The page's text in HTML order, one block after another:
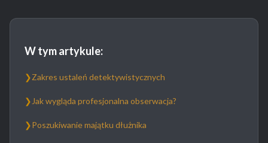
W tym artykule:
❯Zakres ustaleń detektywistycznych
❯ Jak wygląda profesjonalna obserwacja?
❯Poszukiwanie majątku dłużnika